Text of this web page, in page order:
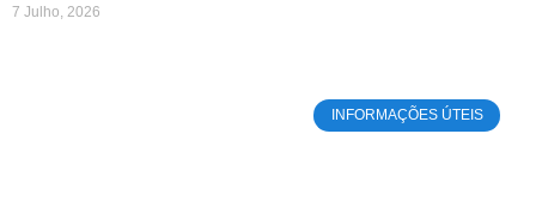
7 Julho, 2026
INFORMAÇÕES ÚTEIS